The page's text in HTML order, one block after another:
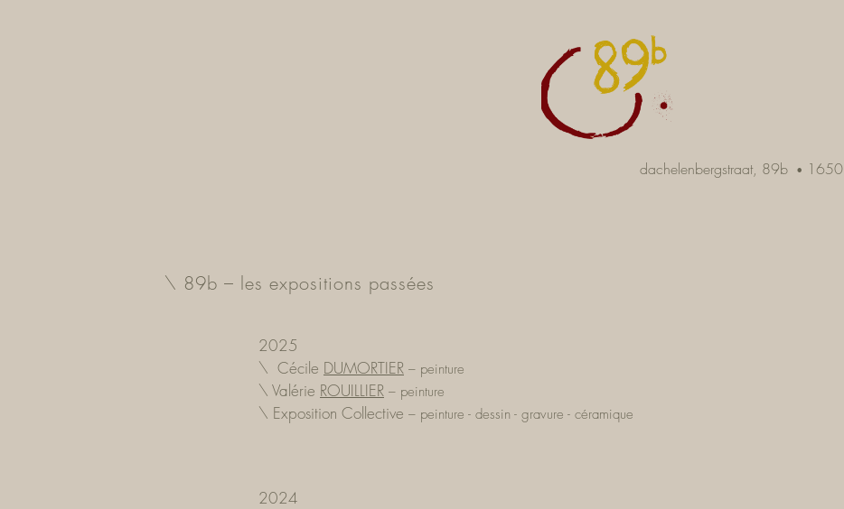
dachelenbergstraat, 89b • 1650
\ 89b – les expositions passées
2025
\ Cécile DUMORTIER – peinture
\ Valérie ROUILLIER – peinture
\ Exposition Collective – peinture - dessin - gravure - céramique
2024